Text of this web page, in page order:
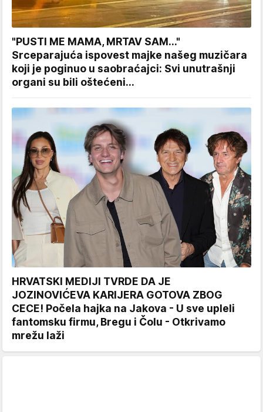
"PUSTI ME MAMA, MRTAV SAM..."
Srceparajuća ispovest majke našeg muzičara
koji je poginuo u saobraćajci: Svi unutrašnji
organi su bili oštećeni...
HRVATSKI MEDIJI TVRDE DA JE
JOZINOVIĆEVA KARIJERA GOTOVA ZBOG
CECE! Počela hajka na Jakova - U sve upleli
fantomsku firmu, Bregu i Čolu - Otkrivamo
mrežu laži